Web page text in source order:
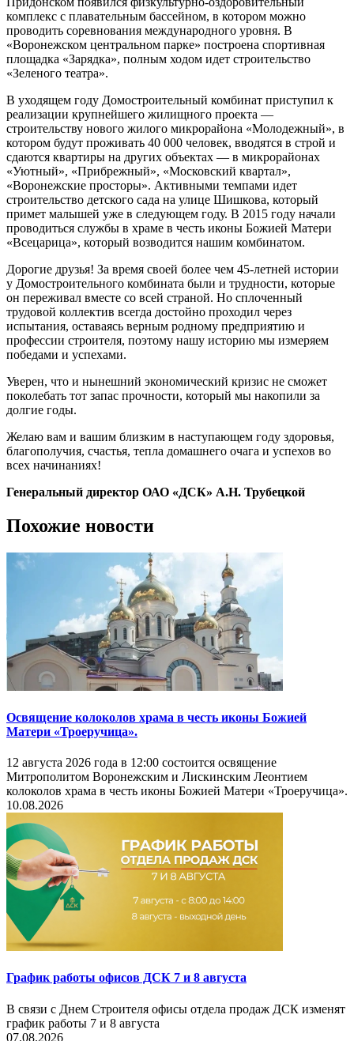
комплекс с плавательным бассейном, в котором можно
проводить соревнования международного уровня. В
«Воронежском центральном парке» построена спортивная
площадка «Зарядка», полным ходом идет строительство
«Зеленого театра».
В уходящем году Домостроительный комбинат приступил к
реализации крупнейшего жилищного проекта —
строительству нового жилого микрорайона «Молодежный», в
котором будут проживать 40 000 человек, вводятся в строй и
сдаются квартиры на других объектах — в микрорайонах
«Уютный», «Прибрежный», «Московский квартал»,
«Воронежские просторы». Активными темпами идет
строительство детского сада на улице Шишкова, который
примет малышей уже в следующем году. В 2015 году начали
проводиться службы в храме в честь иконы Божией Матери
«Всецарица», который возводится нашим комбинатом.
Дорогие друзья! За время своей более чем 45-летней истории
у Домостроительного комбината были и трудности, которые
он переживал вместе со всей страной. Но сплоченный
трудовой коллектив всегда достойно проходил через
испытания, оставаясь верным родному предприятию и
профессии строителя, поэтому нашу историю мы измеряем
победами и успехами.
Уверен, что и нынешний экономический кризис не сможет
поколебать тот запас прочности, который мы накопили за
долгие годы.
Желаю вам и вашим близким в наступающем году здоровья,
благополучия, счастья, тепла домашнего очага и успехов во
всех начинаниях!
Генеральный директор ОАО «ДСК» А.Н. Трубецкой
Похожие новости
Освящение колоколов храма в честь иконы Божией
Матери «Троеручица».
12 августа 2026 года в 12:00 состоится освящение
Митрополитом Воронежским и Лискинским Леонтием
колоколов храма в честь иконы Божией Матери «Троеручица».
10.08.2026
График работы офисов ДСК 7 и 8 августа
В связи с Днем Строителя офисы отдела продаж ДСК изменят
график работы 7 и 8 августа
07.08.2026